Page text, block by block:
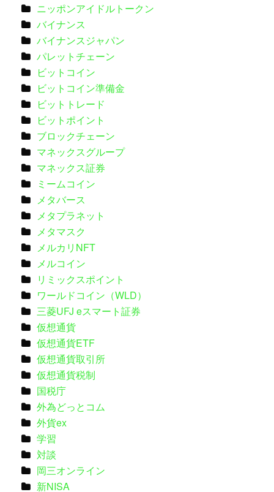
ニッポンアイドルトークン
バイナンス
バイナンスジャパン
パレットチェーン
ビットコイン
ビットコイン準備金
ビットトレード
ビットポイント
ブロックチェーン
マネックスグループ
マネックス証券
ミームコイン
メタバース
メタプラネット
メタマスク
メルカリNFT
メルコイン
リミックスポイント
ワールドコイン（WLD）
三菱UFJ eスマート証券
仮想通貨
仮想通貨ETF
仮想通貨取引所
仮想通貨税制
国税庁
外為どっとコム
外貨ex
学習
対談
岡三オンライン
新NISA